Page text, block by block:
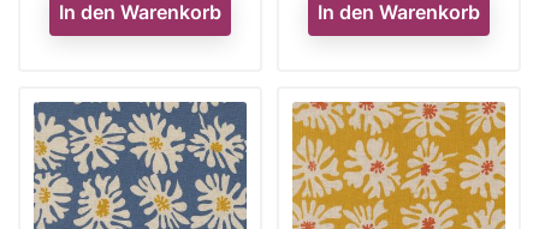
In den Warenkorb In den Warenkorb